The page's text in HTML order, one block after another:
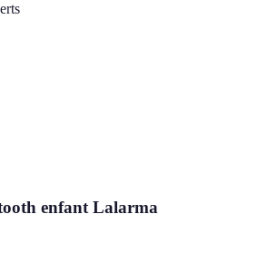
enfant Lalarma